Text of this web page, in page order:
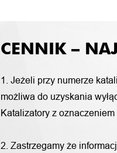
CENNIK –
1. Jeżeli przy numerze
możliwa do uzyskania
Katalizatory z
2. Zastrzegamy że